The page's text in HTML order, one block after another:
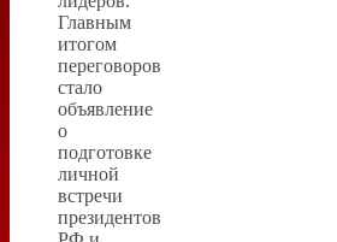
Главным
итогом
переговоров
стало
объявление
о
подготовке
личной
встречи
президентов